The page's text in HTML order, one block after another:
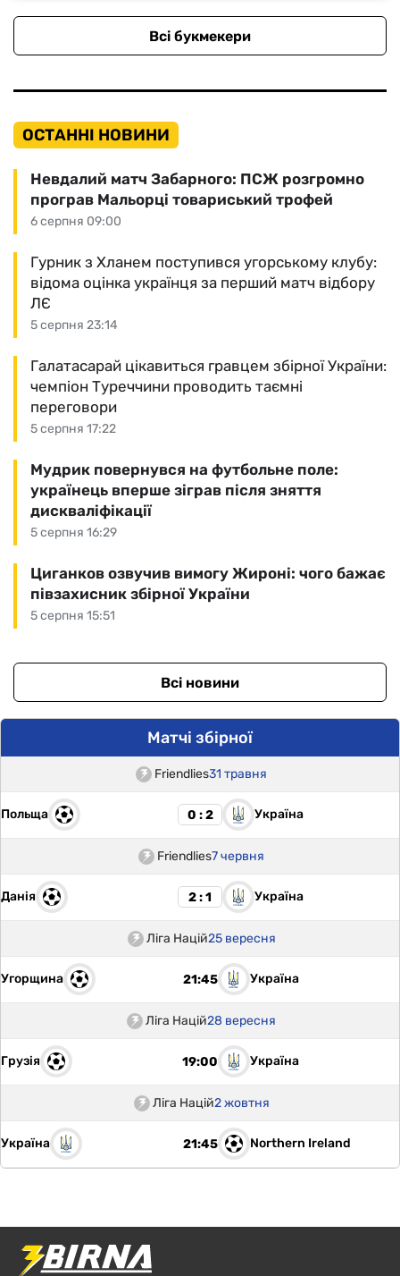
Всі букмекери
ОСТАННІ НОВИНИ
6 серпня 09:00
Невдалий матч Забарного: ПСЖ розгромно
програв Мальорці товариський трофей
5 серпня 23:14
Гурник з Хланем поступився угорському клубу:
відома оцінка українця за перший матч відбору
ЛЄ
5 серпня 17:22
Галатасарай цікавиться гравцем збірної України:
чемпіон Туреччини проводить таємні
переговори
5 серпня 16:29
Мудрик повернувся на футбольне поле:
українець вперше зіграв після зняття
дискваліфікації
5 серпня 15:51
Циганков озвучив вимогу Жироні: чого бажає
півзахисник збірної України
Всі новини
Матчі збірної
Friendlies31 травня
Польща 0 : 2 Україна
Friendlies7 червня
Данія 2 : 1 Україна
Ліга Націй25 вересня
Угорщина 21:45 Україна
Ліга Націй28 вересня
Грузія 19:00 Україна
Ліга Націй2 жовтня
Україна 21:45 Northern Ireland